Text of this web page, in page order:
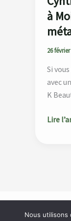
à
26
Si
avec
K
Lire
Accueil
Nous utilisons